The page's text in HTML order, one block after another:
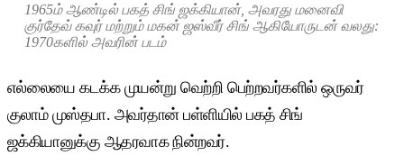
1965ம் ஆண்டில் பகத் சிங் ஜக்கியான், அவரது மனைவி
குர்தேவ் கவுர் மற்றும் மகன் ஜஸ்வீர் சிங் ஆகியோருடன் வலது:
1970களில் அவரின் படம்
எல்லையை கடக்க முயன்று வெற்றி பெற்றவர்களில் ஒருவர்
குலாம் முஸ்தபா. அவர்தான் பள்ளியில் பகத் சிங்
ஜக்கியானுக்கு ஆதரவாக நின்றவர்.